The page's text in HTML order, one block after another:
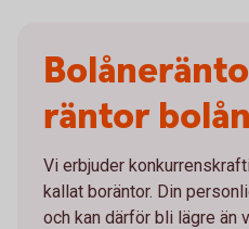
räntor bolån
Vi erbjuder
kallat boräntor. Din
och kan därför bli lägre än